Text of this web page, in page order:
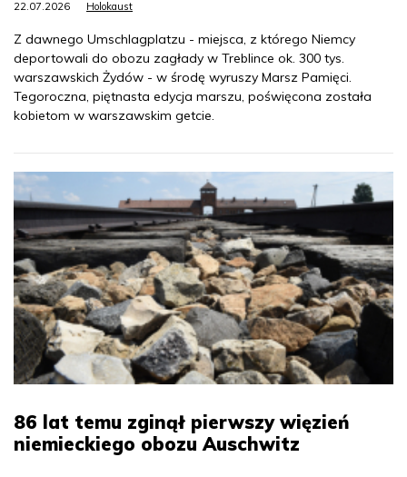
22.07.2026 Holokaust
Z dawnego Umschlagplatzu - miejsca, z którego Niemcy
deportowali do obozu zagłady w Treblince ok. 300 tys.
warszawskich Żydów - w środę wyruszy Marsz Pamięci.
Tegoroczna, piętnasta edycja marszu, poświęcona została
kobietom w warszawskim getcie.
86 lat temu zginął pierwszy więzień
niemieckiego obozu Auschwitz